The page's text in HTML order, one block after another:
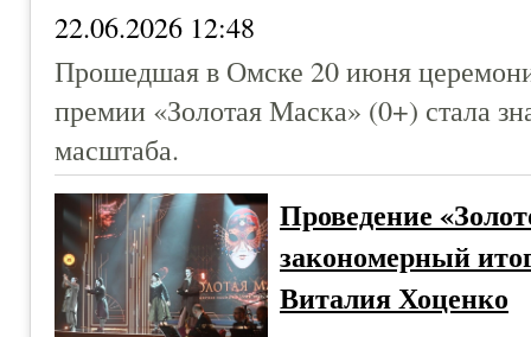
22.06.2026 12:48
Прошедшая в Омске 20 июня
премии «Золотая Маска» (0+) стала
масштаба.
Проведение
закономерный
Виталия Хоценко